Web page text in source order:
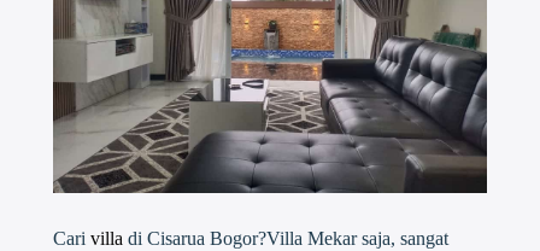
Cari villa di Cisarua Bogor?Villa Mekar saja, sangat